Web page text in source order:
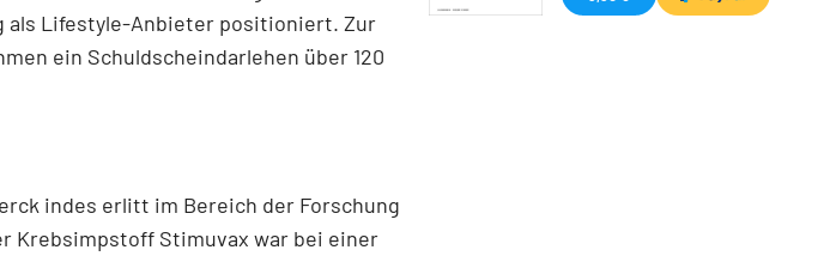
als Lifestyle-Anbieter positioniert. Zur
ein Schuldscheindarlehen über 120
indes erlitt im Bereich der Forschung
Krebsimpstoff Stimuvax war bei einer